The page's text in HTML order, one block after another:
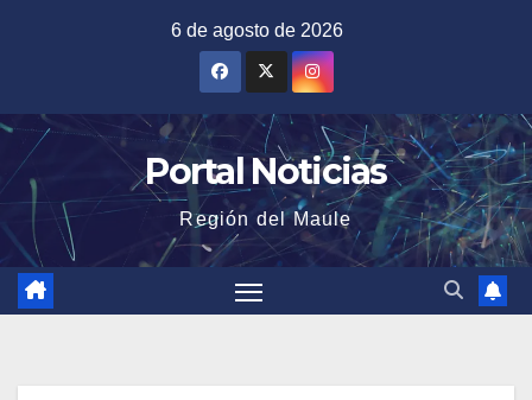
6 de agosto de 2026
Portal Noticias
Región del Maule